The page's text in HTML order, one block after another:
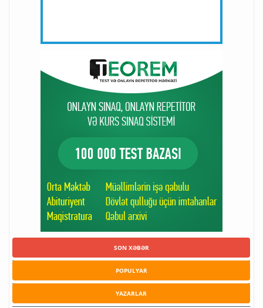
SON XƏBƏR
POPULYAR
YAZARLAR